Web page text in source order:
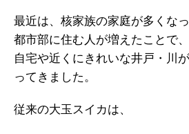
最近は、核家族の家庭が多くなっ
都市部に住む人が増えたことで、
自宅や近くにきれいな井戸・川
ってきました。
従来の大玉スイカは、